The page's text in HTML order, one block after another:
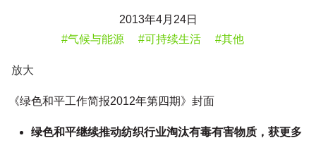
2013年4月24日
#气候与能源
#可持续生活 #其他
放大
《绿色和平工作简报2012年第四期》封面
绿色和平继续推动纺织行业淘汰有毒有害物质，获更多